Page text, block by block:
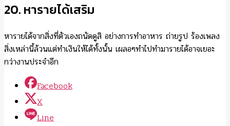
20. หารายได้เสริม
หารายได้จากสิ่งที่ตัวเองถนัดดูสิ อย่างการทำอาหาร ถ่ายรูป ร้องเพลง
สิ่งเหล่านี้ล้วนแต่ทำเงินให้ได้ทั้งนั้น เผลอๆทำไปทำมารายได้อาจเยอะ
กว่างานประจำอีก
Facebook
X
Line